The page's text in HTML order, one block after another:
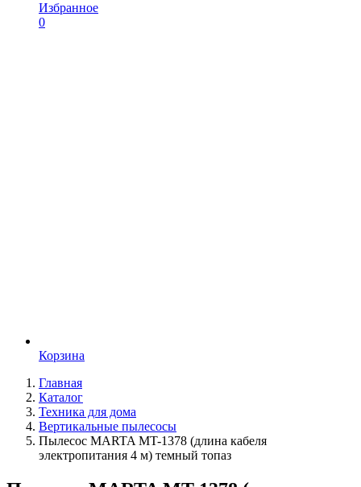
Избранное
0
Корзина
Главная
Каталог
Техника для дома
Вертикальные пылесосы
Пылесос MARTA MT-1378 (длина кабеля
электропитания 4 м) темный топаз